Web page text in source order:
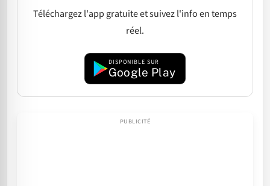
Téléchargez l'app gratuite et suivez l'info en temps
réel.
DISPONIBLE SUR
Google Play